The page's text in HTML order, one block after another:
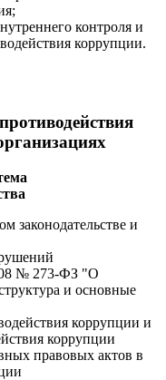
контроля и
коррупции.
законодательстве и
№ 273-ФЗ "О
и основные
коррупции и
коррупции
правовых актов в